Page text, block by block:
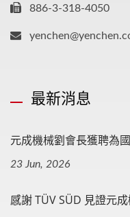
886-3-318-4050
最新消息
元成機械劉會長獲聘為
23 Jun, 2026
感謝 TÜV SÜD 見證元